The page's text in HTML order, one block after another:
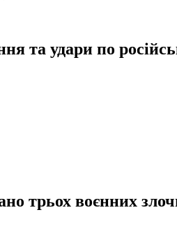
та удари по
трьох воєнних